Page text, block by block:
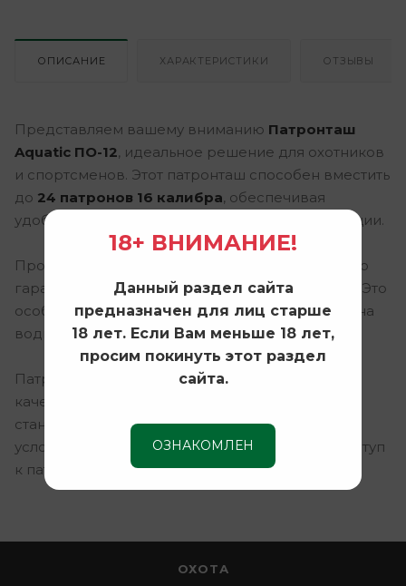
ОПИСАНИЕ ХАРАКТЕРИСТИКИ ОТЗЫВЫ
Представляем вашему вниманию Патронташ
Aquatic ПО-12, идеальное решение для охотников
и спортсменов. Этот патронташ способен вместить
до 24 патронов 16 калибра, обеспечивая
удобный доступ к боеприпасам в любой ситуации.
Продукт выполнен в
исполнении, что
гарантирует защиту патронов от влаги и грязи. Это
особенно актуально для охоты в непогоду или на
водной поверхности.
Патронташ Aquatic ПО-12 отличается высоким
качеством исполнения и долговечностью. Он
станет незаменимым помощником в любых
условиях, обеспечивая быстрый и удобный доступ
к патронам.
ОХОТА
18+ ВНИМАНИЕ!
Данный раздел сайта
предназначен для лиц старше
18 лет. Если Вам меньше 18 лет,
просим покинуть этот раздел
сайта.
ОЗНАКОМЛЕН